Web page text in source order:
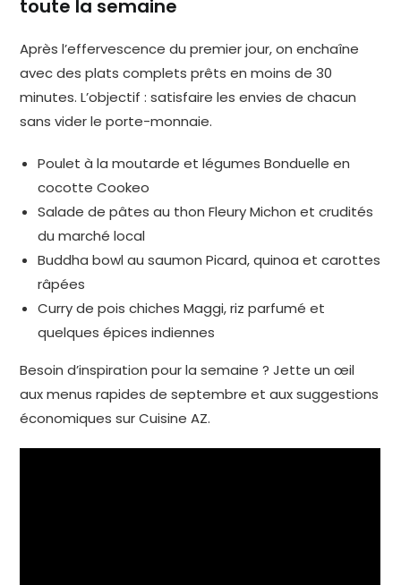
toute la semaine
Après l’effervescence du premier jour, on enchaîne
avec des plats complets prêts en moins de 30
minutes. L’objectif : satisfaire les envies de chacun
sans vider le porte-monnaie.
Poulet à la moutarde et légumes Bonduelle en
cocotte Cookeo
Salade de pâtes au thon Fleury Michon et crudités
du marché local
Buddha bowl au saumon Picard, quinoa et carottes
râpées
Curry de pois chiches Maggi, riz parfumé et
quelques épices indiennes
Besoin d’inspiration pour la semaine ? Jette un œil
aux menus rapides de septembre et aux suggestions
économiques sur Cuisine AZ.